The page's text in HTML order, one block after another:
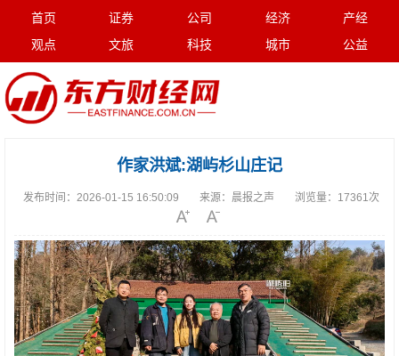
首页 证券 公司 经济
产经
观点
文旅 科技 城市 公益
作家洪斌:湖屿杉山庄记
发布时间： 2026-01-15 16:50:09 来源： 晨报之声 浏览量： 17361次